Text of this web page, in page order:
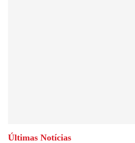
Últimas Notícias